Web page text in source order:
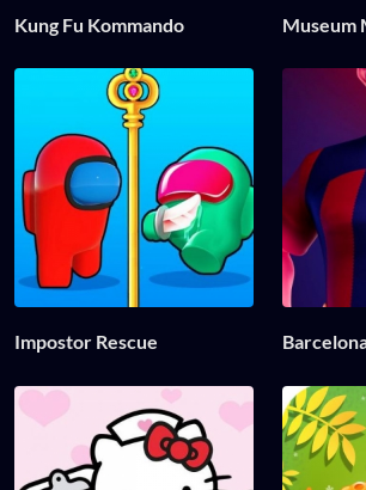
Kung Fu Kommando Museum
Impostor Rescue